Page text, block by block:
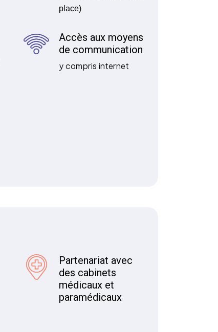
place)
Accès aux moyens
de communication
y compris internet
Partenariat avec
des cabinets
médicaux et
paramédicaux